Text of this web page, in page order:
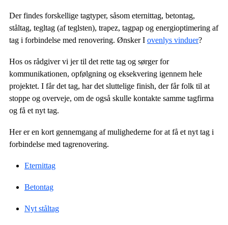
Der findes forskellige tagtyper, såsom eternittag, betontag,
ståltag, tegltag (af teglsten), trapez, tagpap og energioptimering af
tag i forbindelse med renovering. Ønsker I ovenlys vinduer?
Hos os rådgiver vi jer til det rette tag og sørger for
kommunikationen, opfølgning og eksekvering igennem hele
projektet. I får det tag, har det sluttelige finish, der får folk til at
stoppe og overveje, om de også skulle kontakte samme tagfirma
og få et nyt tag.
Her er en kort gennemgang af mulighederne for at få et nyt tag i
forbindelse med tagrenovering.
Eternittag
Betontag
Nyt ståltag